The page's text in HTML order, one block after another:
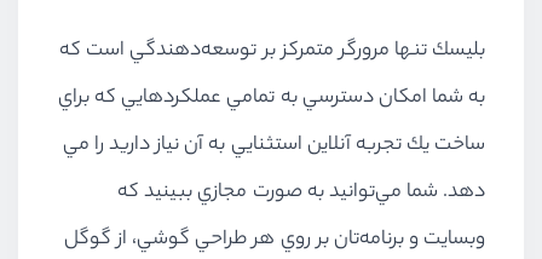
بليسك تنها مرورگر متمركز بر توسعه‌دهندگي است كه
به شما امكان دسترسي به تمامي عملكردهايي كه براي
ساخت يك تجربه آنلاين استثنايي به آن نياز داريد را مي
دهد. شما مي‌توانيد به صورت مجازي ببينيد كه
وبسايت و برنامه‌تان بر روي هر طراحي گوشي، از گوگل